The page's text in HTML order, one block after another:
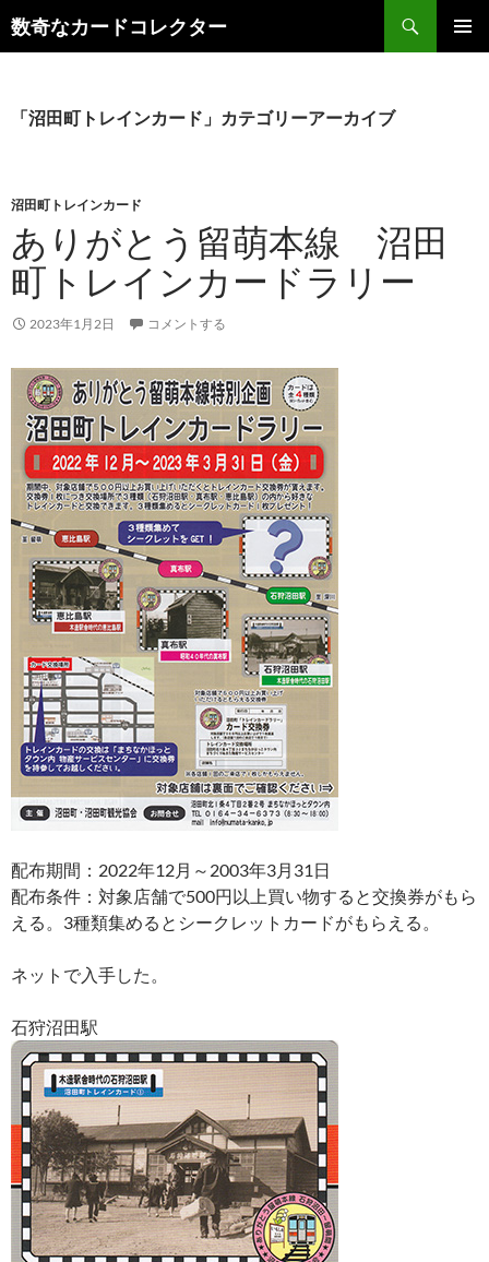
ン
キ
プ
数奇なカードコレクター
検
索
「沼田町トレインカード」カテゴリーアーカイブ
沼田町トレインカード
ありがとう留萌本線 沼田
町トレインカードラリー
2023年1月2日 コメントする
配布期間：2022年12月～2003年3月31日
配布条件：対象店舗で500円以上買い物すると交換券がもら
える。3種類集めるとシークレットカードがもらえる。
ネットで入手した。
石狩沼田駅